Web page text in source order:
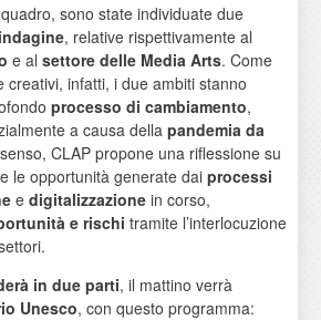
sono state individuate due
, relative rispettivamente al
e al settore delle Media Arts. Come
creativi, infatti, i due ambiti stanno
processo di cambiamento,
a causa della pandemia da
CLAP propone una riflessione su
le opportunità generate dai processi
e digitalizzazionein corso,
e rischi tramite l’interlocuzione
in due parti, il mattino verrà
Unesco, con questo programma: